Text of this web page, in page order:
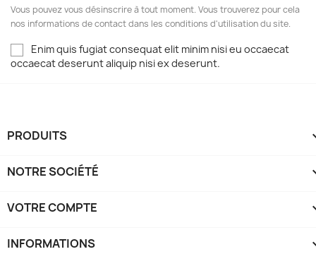
Vous pouvez vous désinscrire à tout moment. Vous trouverez pour cela
nos informations de contact dans les conditions d'utilisation du site.
Enim quis fugiat consequat elit minim nisi eu occaecat
occaecat deserunt aliquip nisi ex deserunt.
PRODUITS
NOTRE SOCIÉTÉ
VOTRE COMPTE
INFORMATIONS